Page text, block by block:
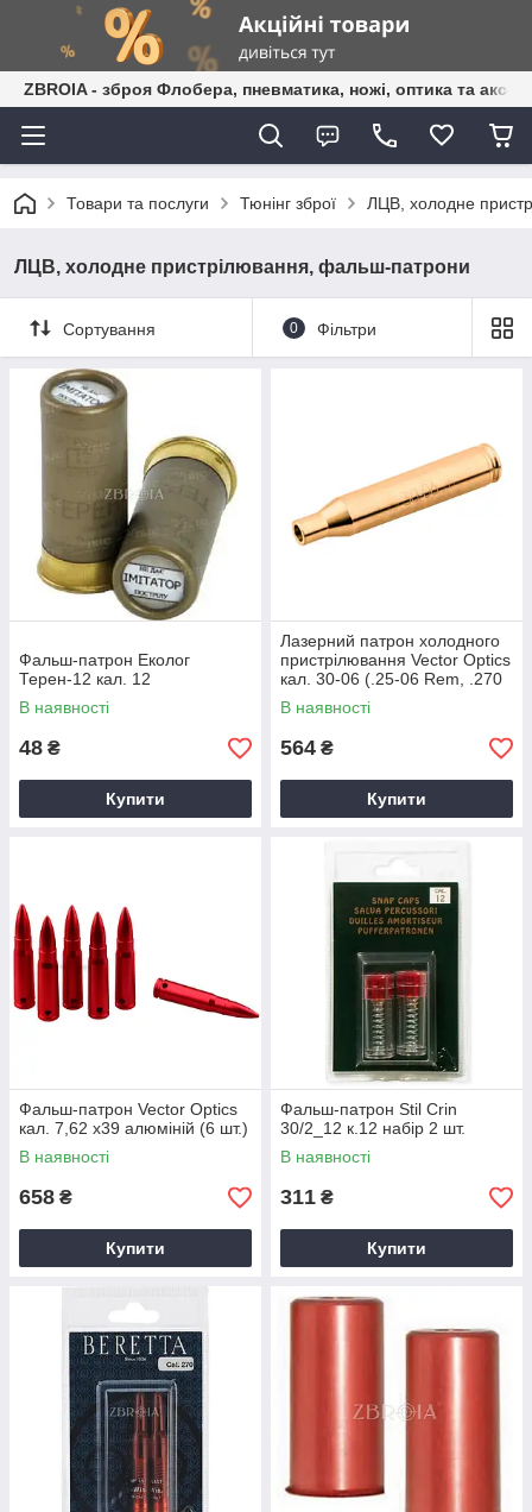
ZBROIA - зброя Флобера, пневматика, ножі, оптика та
Товари та послуги Тюнінг зброї ЛЦВ, холодне
ЛЦВ, холодне пристрілювання, фальш-патрони
Сортування 0 Фільтри
Фальш-патрон Еколог
Терен-12 кал. 12
В наявності
48 ₴
Купити
Лазерний патрон холодного
пристрілювання Vector Optics
кал. 30-06 (.25-06 Rem, .270
Win)
В наявності
564 ₴
Купити
Фальш-патрон Vector Optics
кал. 7,62 х39 алюміній (6 шт.)
В наявності
658 ₴
Купити
Фальш-патрон Stil Crin
30/2_12 к.12 набір 2 шт.
В наявності
311 ₴
Купити